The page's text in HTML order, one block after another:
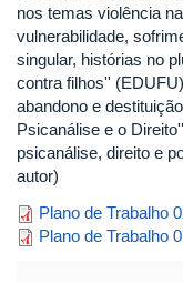
nos temas violência
vulnerabilidade,
singular, histórias no
contra filhos''
abandono e
Psicanálise e o
psicanálise, direito e
autor)
Plano de Trabalho
Plano de Trabalho